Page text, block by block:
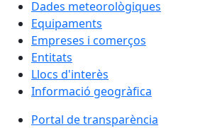
Dades meteorològiques
Equipaments
Empreses i comerços
Entitats
Llocs d'interès
Informació geogràfica
Portal de transparència